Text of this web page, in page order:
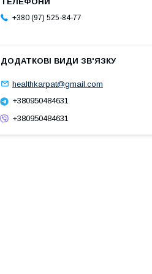
+380 (97) 525-84-77
healthkarpat@gmail.com
+380950484631
+380950484631